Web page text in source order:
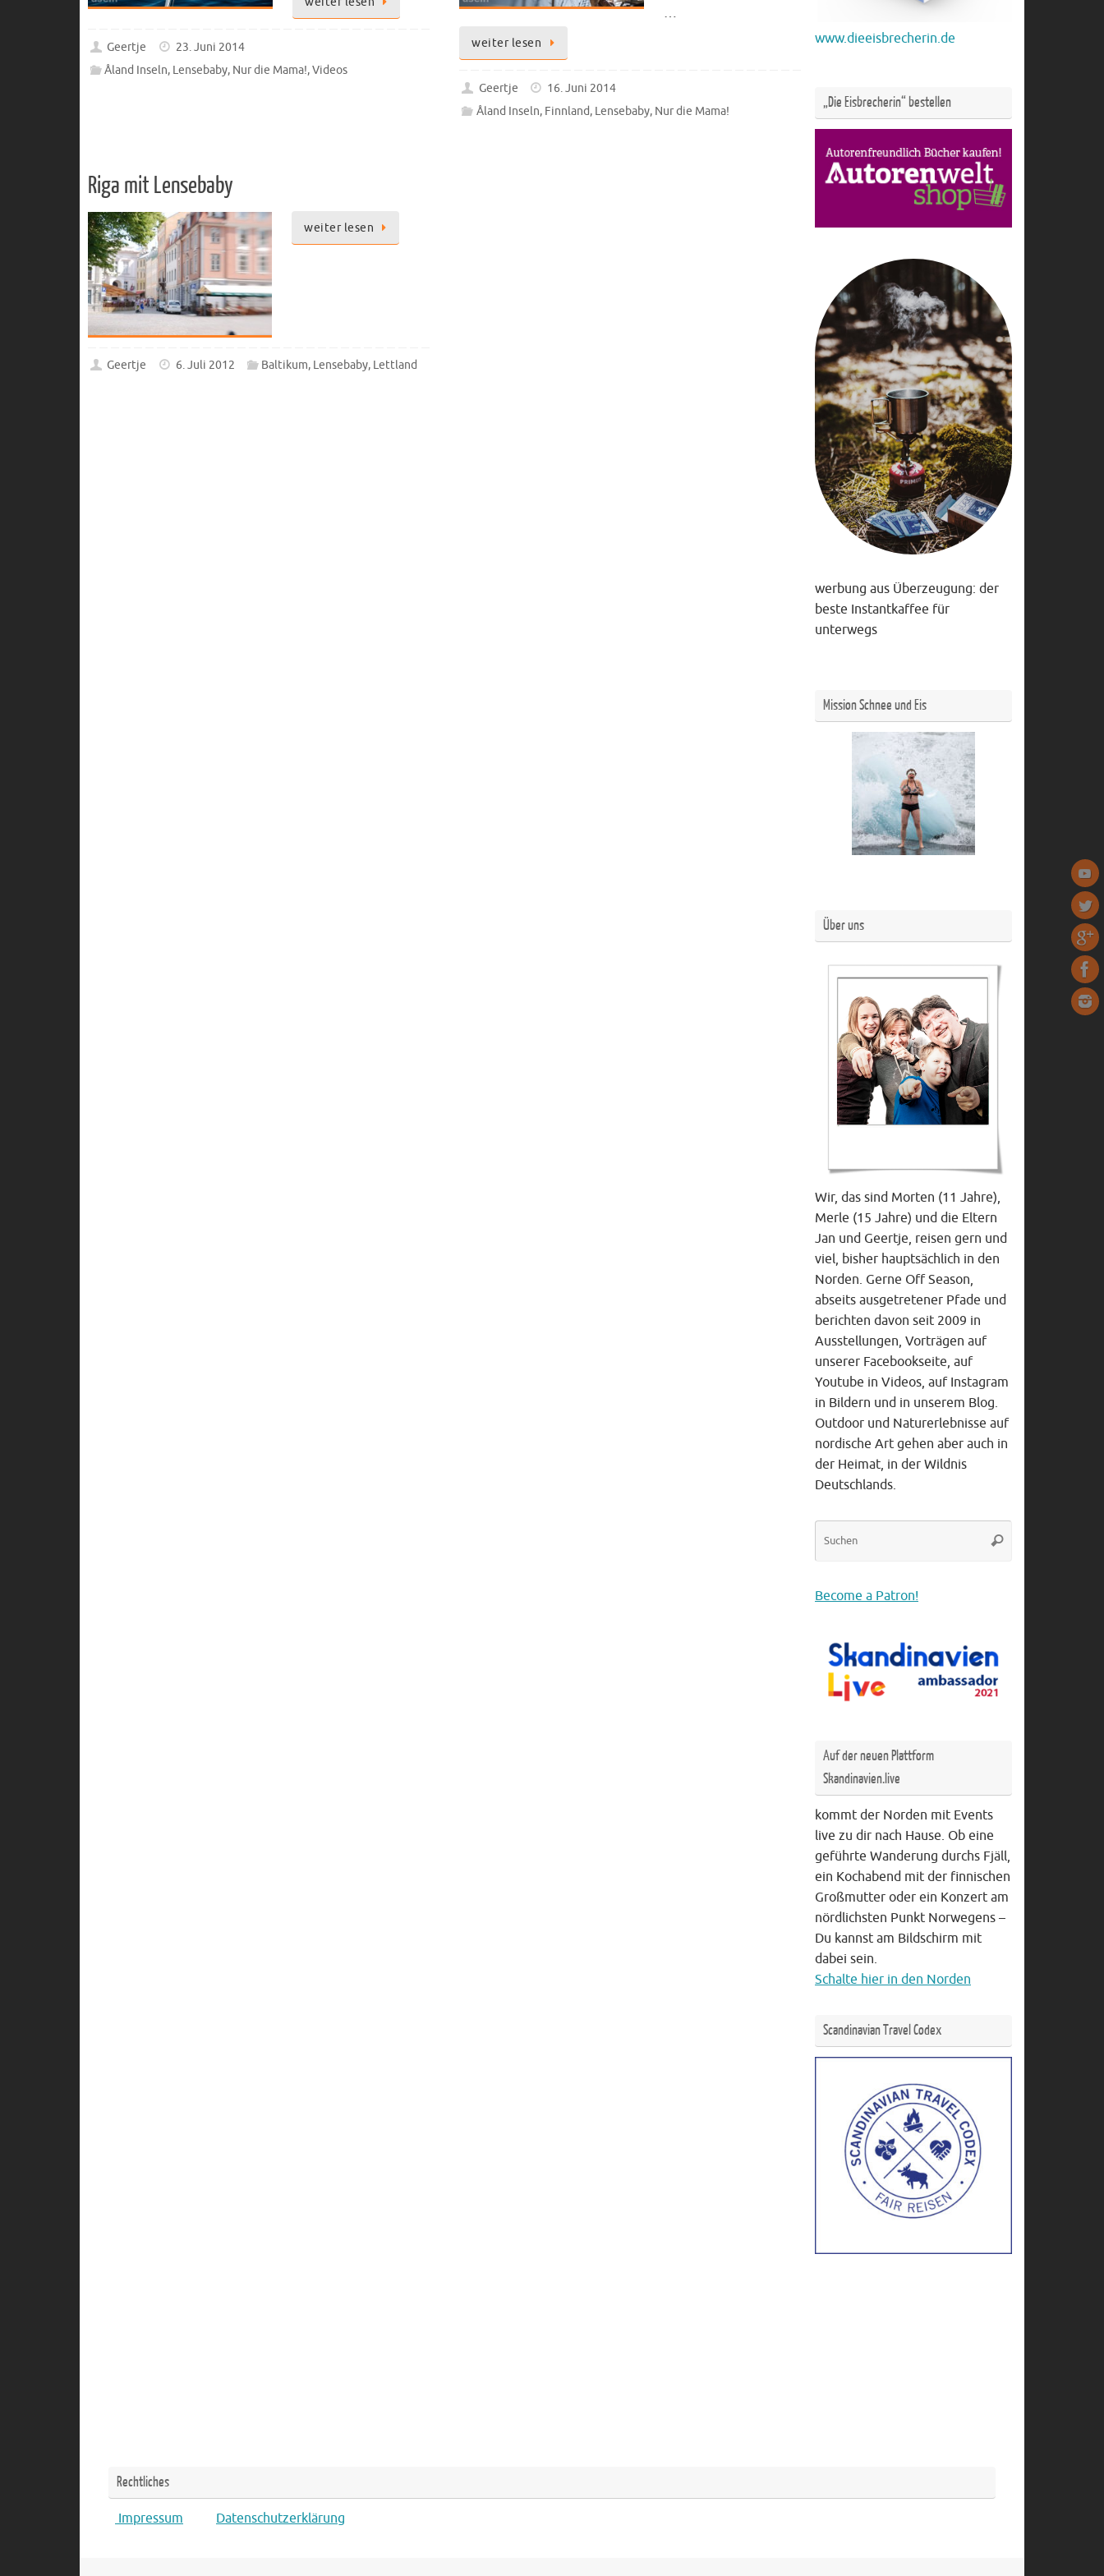
Geertje
23. Juni 2014
Åland Inseln, Lensebaby, Nur die Mama!,Videos
…
weiter lesen
Geertje
16. Juni 2014
Åland Inseln, Finnland, Lensebaby, Nur die Mama!
Riga mit Lensebaby
weiter lesen
Geertje 6. Juli 2012 Baltikum, Lensebaby, Lettland
www.dieeisbrecherin.de
„Die Eisbrecherin“ bestellen
werbung aus Überzeugung: der
beste Instantkaffee für
unterwegs
Mission Schnee und Eis
Über uns
Wir, das sind Morten (11 Jahre),
Merle (15 Jahre) und die Eltern
Jan und Geertje, reisen gern und
viel, bisher hauptsächlich in den
Norden. Gerne Off Season,
abseits ausgetretener Pfade und
berichten davon seit 2009 in
Ausstellungen, Vorträgen auf
unserer Facebookseite, auf
Youtube in Videos, auf Instagram
in Bildern und in unserem Blog.
Outdoor und Naturerlebnisse auf
nordische Art gehen aber auch in
der Heimat, in der Wildnis
Deutschlands.
Suchen
Become a Patron!
Auf der neuen Plattform
Skandinavien.live
kommt der Norden mit Events
live zu dir nach Hause. Ob eine
geführte Wanderung durchs Fjäll,
ein Kochabend mit der finnischen
Großmutter oder ein Konzert am
nördlichsten Punkt Norwegens –
Du kannst am Bildschirm mit
dabei sein.
Schalte hier in den Norden
Scandinavian Travel Codex
Rechtliches
Impressum Datenschutzerklärung